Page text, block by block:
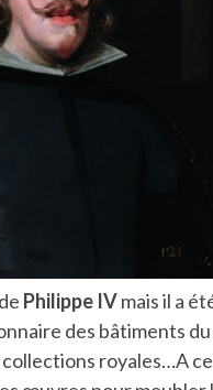
Philippe IVmais il a
des bâtiments du
royales…A